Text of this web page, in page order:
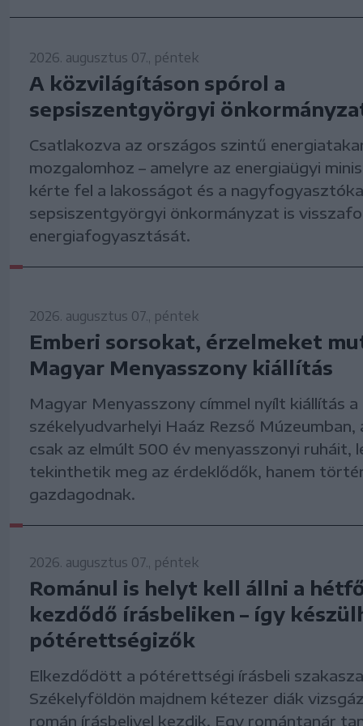
2026. augusztus 07., péntek
A közvilágításon spórol a
sepsiszentgyörgyi
Csatlakozva az országos szintű
mozgalomhoz – amelyre az energiaügyi
kérte fel a lakosságot és a
sepsiszentgyörgyi önkormányzat is
energiafogyasztását.
2026. augusztus 07., péntek
Emberi sorsokat, érzelmeket
Magyar Menyasszony kiállítás
Magyar Menyasszony címmel nyílt kiállítás a
székelyudvarhelyi Haáz Rezső Múzeumban,
csak az elmúlt 500 év menyasszonyi ruháit,
tekinthetik meg az érdeklődők, hanem
gazdagodnak.
2026. augusztus 07., péntek
Románul is helyt kell állni a
kezdődő írásbeliken – így
pótérettségizők
Elkezdődött a pótérettségi írásbeli
Székelyföldön majdnem kétezer diák
román írásbelivel kezdik. Egy romántanár